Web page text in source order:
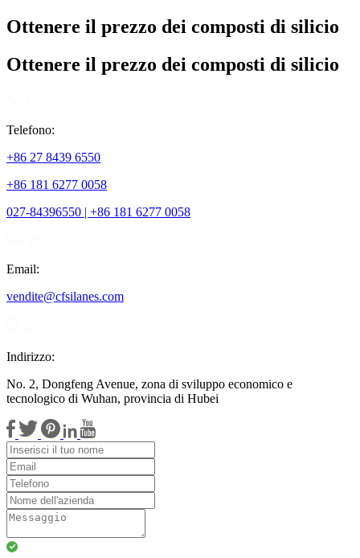
Ottenere il prezzo dei composti di silicio
Ottenere il prezzo dei composti di silicio
Telefono:
+86 27 8439 6550
+86 181 6277 0058
027-84396550 | +86 181 6277 0058
Email:
vendite@cfsilanes.com
Indirizzo:
No. 2, Dongfeng Avenue, zona di sviluppo economico e
tecnologico di Wuhan, provincia di Hubei